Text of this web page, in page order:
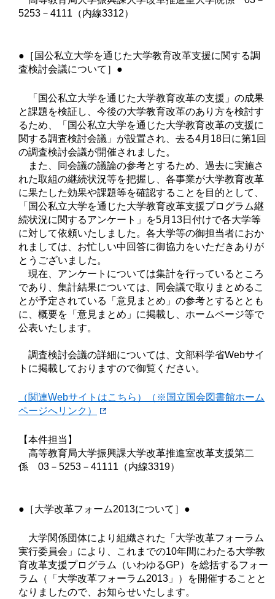
5253－4111（内線3312）
●［国公私立大学を通じた大学教育改革支援に関する調
査検討会議について］●
「国公私立大学を通じた大学教育改革の支援」の成果
と課題を検証し、今後の大学教育改革のあり方を検討す
るため、「国公私立大学を通じた大学教育改革の支援に
関する調査検討会議」が設置され、去る4月18日に第1回
の調査検討会議が開催されました。
また、同会議の議論の参考とするため、過去に実施さ
れた取組の継続状況等を把握し、各事業が大学教育改革
に果たした効果や課題等を確認することを目的として、
「国公私立大学を通じた大学教育改革支援プログラム継
続状況に関するアンケート」を5月13日付けで各大学等
に対して依頼いたしました。各大学等の御担当者におか
れましては、お忙しい中回答に御協力をいただきありが
とうございました。
現在、アンケートについては集計を行っているところ
であり、集計結果については、同会議で取りまとめるこ
とが予定されている「意見まとめ」の参考とするととも
に、概要を「意見まとめ」に掲載し、ホームページ等で
公表いたします。
調査検討会議の詳細については、文部科学省Webサイ
トに掲載しておりますので御覧ください。
（関連Webサイトはこちら）（※国立国会図書館ホーム
ページへリンク）
【本件担当】
高等教育局大学振興課大学改革推進室改革支援第二
係 03－5253－41111（内線3319）
●［大学改革フォーム2013について］●
大学関係団体により組織された「大学改革フォーラム
実行委員会」により、これまでの10年間にわたる大学教
育改革支援プログラム（いわゆるGP）を総括するフォー
ラム（「大学改革フォーラム2013」）を開催することと
なりましたので、お知らせいたします。